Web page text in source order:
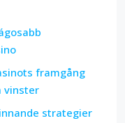
framgång
vinster
strategier